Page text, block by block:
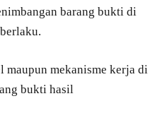
barang bukti di
maupun mekanisme kerja di
bukti hasil